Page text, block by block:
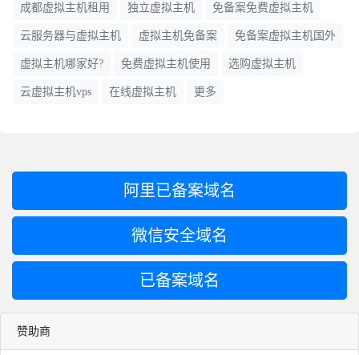
成都虚拟主机租用 独立虚拟主机 免备案免费虚拟主机
云服务器与虚拟主机 虚拟主机免备案 免备案虚拟主机国外
虚拟主机哪家好? 免费虚拟主机使用 选购虚拟主机
云虚拟主机vps 在线虚拟主机 更多
阿里已备案域名
微信安全域名
已备案域名
赞助商